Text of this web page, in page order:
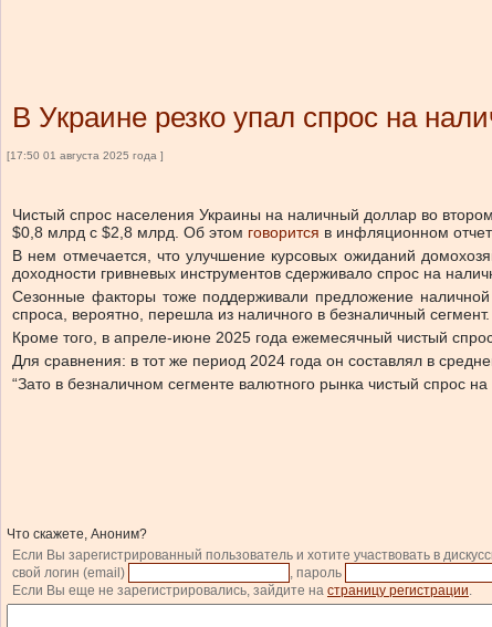
В Украине резко упал спрос на
[17:50 01 августа 2025 года ]
Чистый спрос населения Украины на наличный доллар во
$0,8 млрд с $2,8 млрд. Об этом говорится в инфляционном
В нем отмечается, что улучшение курсовых ожиданий
доходности гривневых инструментов сдерживало спрос на
Сезонные факторы тоже поддерживали предложение
спроса, вероятно, перешла из наличного в безналичный сегмент.
Кроме того, в апреле-июне 2025 года ежемесячный чистый
Для сравнения: в тот же период 2024 года он составлял в
“Зато в безналичном сегменте валютного рынка чистый спрос
Что скажете, Аноним?
Если Вы зарегистрированный пользователь и хотите участвовать в
свой логин (email)
, пароль
Если Вы еще не зарегистрировались, зайдите на страницу регистрации.